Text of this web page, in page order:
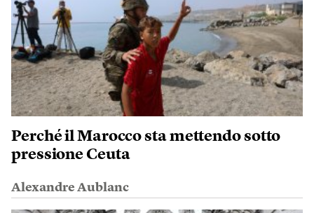
Perché il Marocco sta mettendo sotto
pressione Ceuta
Alexandre Aublanc